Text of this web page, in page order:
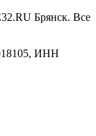
Брянск. Все
ИНН